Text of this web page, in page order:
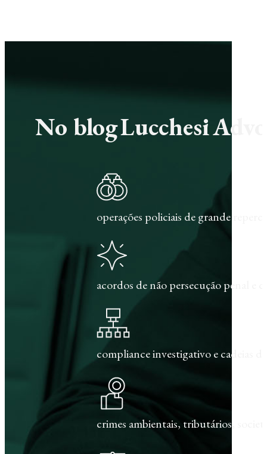
No blog Lucchesi
operações policiais de grande
acordos de não persecução penal e
compliance investigativo e cadeias
crimes ambientais, tributários,